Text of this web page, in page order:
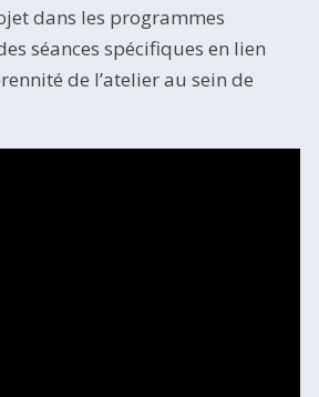
dans les programmes
séances spécifiques en lien
de l’atelier au sein de